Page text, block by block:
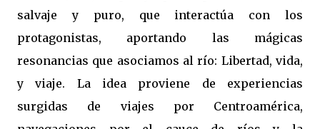
salvaje y puro, que interactúa con los
protagonistas, aportando las mágicas
resonancias que asociamos al río: Libertad, vida,
y viaje. La idea proviene de experiencias
surgidas de viajes por Centroamérica,